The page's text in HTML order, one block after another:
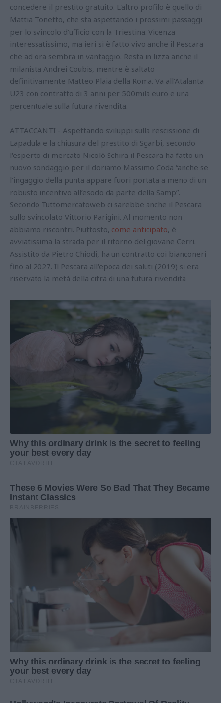
concedere il prestito gratuito. L'altro profilo è quello di
Mattia Tonetto, che sta aspettando i prossimi passaggi
per lo svincolo d’ufficio con la Triestina. Vicenza
interessatissimo, ma ieri si è fatto vivo anche il Pescara
che ad ora sembra in vantaggio. Resta in lizza anche il
milanista Andrei Coubis, mentre è saltato
definitivamente Matteo Plaia della Roma. Va all'Atalanta
U23 con contratto di 3 anni per 500mila euro e una
percentuale sulla futura rivendita.
ATTACCANTI - Aspettando sviluppi sulla rescissione di
Lapadula e la chiusura del prestito di Sgarbi, secondo
l'esperto di mercato Nicolò Schira il Pescara ha fatto un
nuovo sondaggio per il doriamo Massimo Coda “anche se
l’ingaggio della punta appare fuori portata a meno di un
robusto incentivo all’esodo da parte della Samp”.
Secondo Tuttomercatoweb ci sarebbe anche il Pescara
sullo svincolato Vittorio Parigini. Al momento non
abbiamo riscontri. Piuttosto, come anticipato, è
avviatissima la strada per il ritorno del giovane Cerri.
Assistito da Pietro Chiodi, ha un contratto coi bianconeri
fino al 2027. Il Pescara all'epoca dei saluti (2019) si era
riservato la metà della cifra di una futura rivendita